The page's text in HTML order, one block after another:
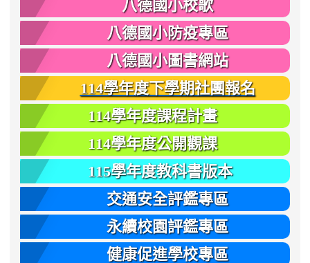
八德國小校歌
八德國小防疫專區
八德國小圖書網站
114學年度下學期社團報名
114學年度課程計畫
114學年度公開觀課
115學年度教科書版本
交通安全評鑑專區
永續校園評鑑專區
健康促進學校專區